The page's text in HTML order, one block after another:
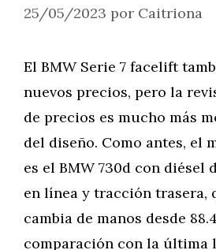
25/05/2023 por Caitriona
El BMW Serie 7 facelift
nuevos precios, pero la
de precios es mucho más
del diseño. Como antes, el
es el BMW 730d con diésel
en línea y tracción trasera,
cambia de manos desde
comparación con la última